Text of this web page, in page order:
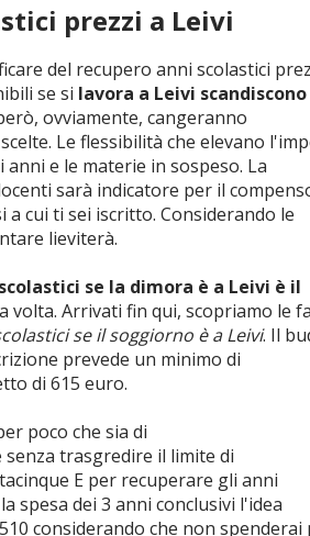
prezzi a Leivi
del recupero anni scolastici
se si lavora a Leivi scandiscono
ovviamente, cangeranno
Le flessibilità che elevano
e le materie in sospeso. La
sarà indicatore per il
cui ti sei iscritto. Considerando le
lieviterà.
se la dimora è a Leivi è il
volta. Arrivati fin qui, scopriamo le
se il soggiorno è a Leivi. Il
prevede un minimo di
di 615 euro.
poco che sia di
trasgredire il limite di
E per recuperare gli anni
spesa dei 3 anni conclusivi l'idea
considerando che non spenderai